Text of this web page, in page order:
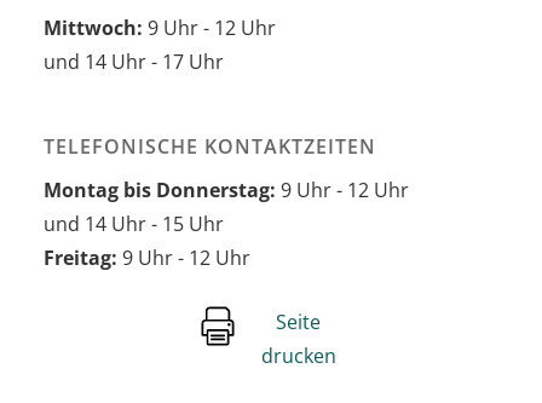
Mittwoch: 9 Uhr - 12 Uhr
und 14 Uhr - 17 Uhr
TELEFONISCHE KONTAKTZEITEN
Montag bis Donnerstag: 9 Uhr - 12 Uhr
und 14 Uhr - 15 Uhr
Freitag: 9 Uhr - 12 Uhr
Seite
drucken